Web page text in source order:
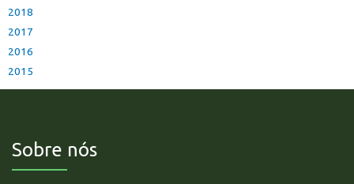
2018
2017
2016
2015
Sobre nós